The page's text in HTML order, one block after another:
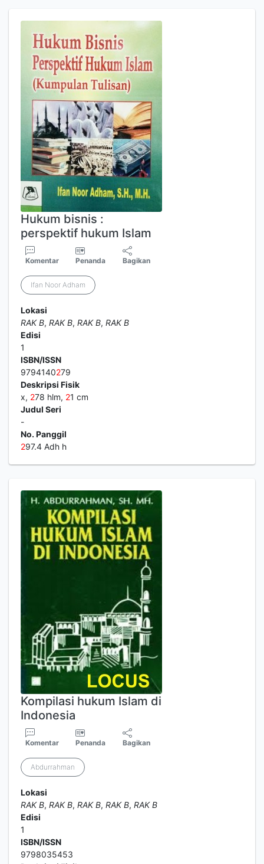
Hukum bisnis :
perspektif hukum Islam
Komentar Penanda Bagikan
Ifan Noor Adham
Lokasi
RAK B, RAK B, RAK B, RAK B
Edisi
1
ISBN/ISSN
9794140279
Deskripsi Fisik
x, 278 hlm, 21 cm
Judul Seri
-
No. Panggil
297.4 Adh h
Kompilasi hukum Islam di
Indonesia
Komentar Penanda Bagikan
Abdurrahman
Lokasi
RAK B, RAK B, RAK B, RAK B, RAK B
Edisi
1
ISBN/ISSN
9798035453